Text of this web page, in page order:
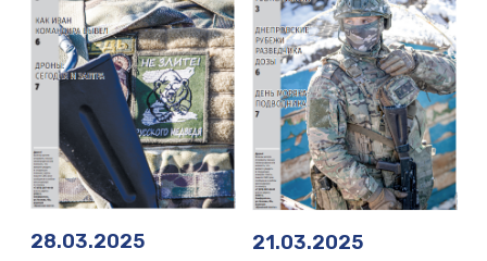
28.03.2025 21.03.2025